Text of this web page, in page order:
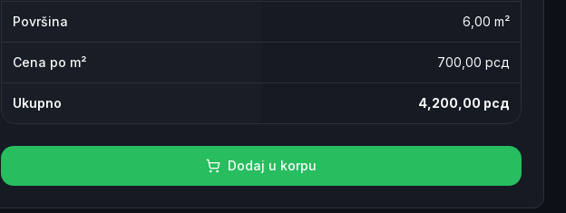
Površina 6,00 m²
Cena po m² 700 ,00 рсд
Ukupno 4,200,00 рсд
Dodaj u korpu